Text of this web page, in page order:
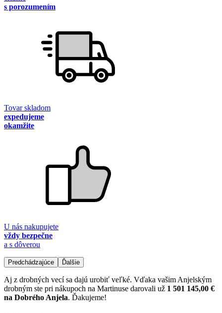
s porozumením
Tovar skladom
expedujeme
okamžite
U nás nakupujete
vždy bezpečne
a s dôverou
Predchádzajúce Ďalšie
Aj z drobných vecí sa dajú urobiť veľké. Vďaka vašim Anjelským
drobným ste pri nákupoch na Martinuse darovali už 1 501 145,00 €
na Dobrého Anjela. Ďakujeme!